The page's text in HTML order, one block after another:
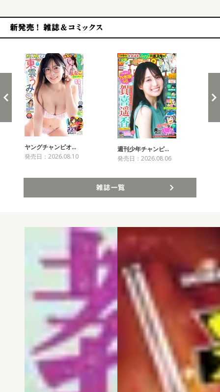
ヤングチャンピオ…
発売日：2026.08.10
週刊少年チャンピ…
発売日：2026.08.06